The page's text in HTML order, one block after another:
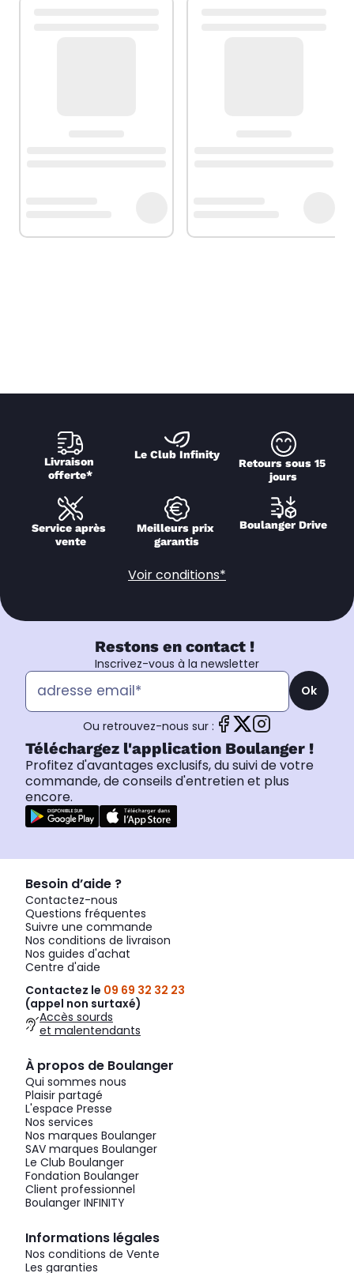
Livraison
offerte*
Le Club Infinity
Retours sous 15
jours
Service après
vente
Meilleurs prix
garantis
Boulanger Drive
Voir conditions*
Restons en contact !
Inscrivez-vous à la newsletter
Ok
Ou retrouvez-nous sur :
Téléchargez l'application Boulanger !
Profitez d'avantages exclusifs, du suivi de votre
commande, de conseils d'entretien et plus
encore.
Besoin d’aide ?
Contactez-nous
Questions fréquentes
Suivre une commande
Nos conditions de livraison
Nos guides d'achat
Centre d'aide
Contactez le 09 69 32 32 23
(appel non surtaxé)
Accès sourds
et malentendants
À propos de Boulanger
Qui sommes nous
Plaisir partagé
L'espace Presse
Nos services
Nos marques Boulanger
SAV marques Boulanger
Le Club Boulanger
Fondation Boulanger
Client professionnel
Boulanger INFINITY
Informations légales
Nos conditions de Vente
Les garanties